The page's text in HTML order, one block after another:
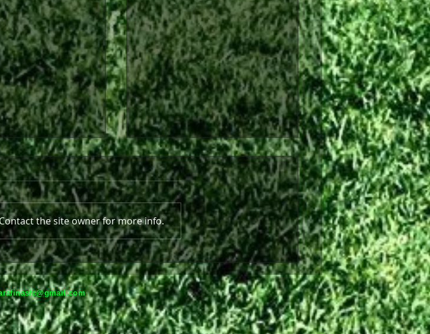
Συλλυπητήρια ανακοίνωση
the site owner for more info.